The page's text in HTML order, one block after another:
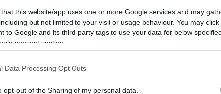
that this website/app uses one or more Google services and may
but not limited to your visit or usage behaviour. You may
to Google and its third-party tags to use your data for below
consent section.
Data Processing Opt Outs
opt-out of the Sharing of my personal data.
hatszor volt összevarrva a fejem, ebből
mégsem sírtam tele a sajtót és nem
ezt azonban nem tudja bizonyítani,
okozott nekem sérülést és azt sem,
Csak annyit mondtam a sajtónak, hogy